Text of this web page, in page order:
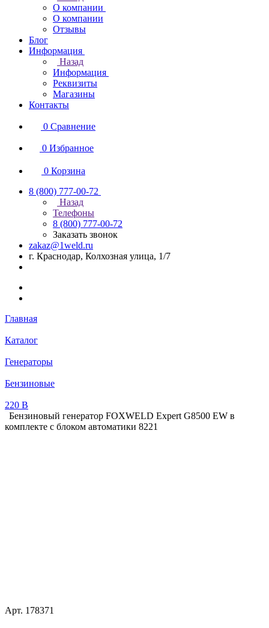
О компании
О компании
Отзывы
Блог
Информация
Назад
Информация
Реквизиты
Магазины
Контакты
0 Сравнение
0 Избранное
0 Корзина
8 (800) 777-00-72
Назад
Телефоны
8 (800) 777-00-72
Заказать звонок
zakaz@1weld.ru
г. Краснодар, Колхозная улица, 1/7
Главная
Каталог
Генераторы
Бензиновые
220 В
Бензиновый генератор FOXWELD Expert G8500 EW в
комплекте с блоком автоматики 8221
Арт. 178371